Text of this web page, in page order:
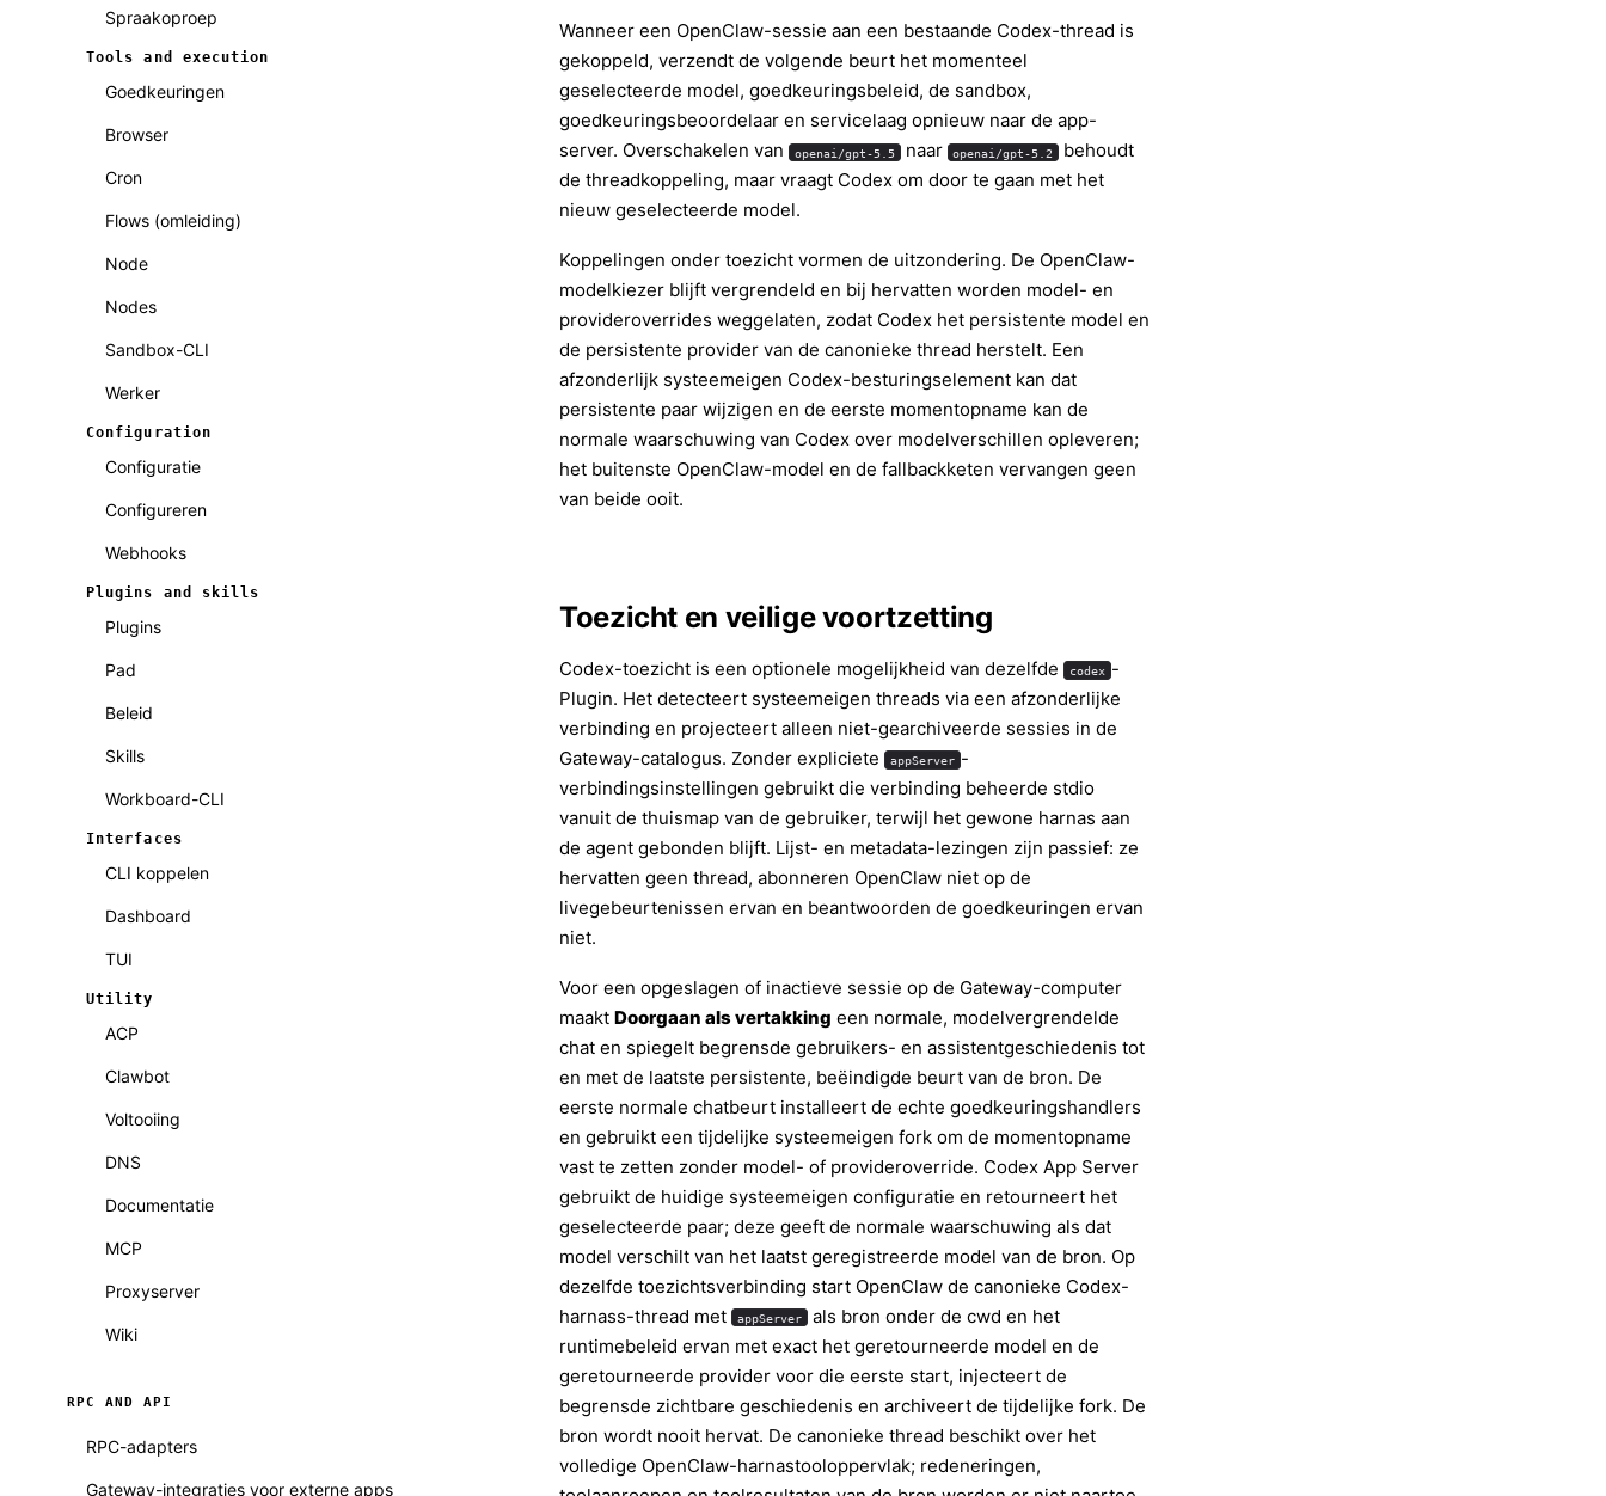
Spraakoproep
Tools and execution
Goedkeuringen
Browser
Cron
Flows (omleiding)
Node
Nodes
Sandbox-CLI
Werker
Configuration
Configuratie
Configureren
Webhooks
Plugins and skills
Plugins
Pad
Beleid
Skills
Workboard-CLI
Interfaces
CLI koppelen
Dashboard
TUI
Utility
ACP
Clawbot
Voltooiing
DNS
Documentatie
MCP
Proxyserver
Wiki
RPC AND API
RPC-adapters
Gateway-integraties voor externe apps
Wanneer een OpenClaw-sessie aan een bestaande Codex-thread is
gekoppeld, verzendt de volgende beurt het momenteel
geselecteerde model, goedkeuringsbeleid, de sandbox,
goedkeuringsbeoordelaar en servicelaag opnieuw naar de app-
server. Overschakelen van
openai/gpt-5.5 naar openai/gpt-5.2
behoudt
de threadkoppeling, maar vraagt Codex om door te gaan met het
nieuw geselecteerde model.
Koppelingen onder toezicht vormen de uitzondering. De OpenClaw-
modelkiezer blijft vergrendeld en bij hervatten worden model- en
provideroverrides weggelaten, zodat Codex het persistente model en
de persistente provider van de canonieke thread herstelt. Een
afzonderlijk systeemeigen Codex-besturingselement kan dat
persistente paar wijzigen en de eerste momentopname kan de
normale waarschuwing van Codex over modelverschillen opleveren;
het buitenste OpenClaw-model en de fallbackketen vervangen geen
van beide ooit.
Toezicht en veilige voortzetting
Codex-toezicht is een optionele mogelijkheid van dezelfde codex -
Plugin. Het detecteert systeemeigen threads via een afzonderlijke
verbinding en projecteert alleen niet-gearchiveerde sessies in de
Gateway-catalogus. Zonder expliciete
appServer -
verbindingsinstellingen gebruikt die verbinding beheerde stdio
vanuit de thuismap van de gebruiker, terwijl het gewone harnas aan
de agent gebonden blijft. Lijst- en metadata-lezingen zijn passief: ze
hervatten geen thread, abonneren OpenClaw niet op de
livegebeurtenissen ervan en beantwoorden de goedkeuringen ervan
niet.
Voor een opgeslagen of inactieve sessie op de Gateway-computer
maakt Doorgaan als vertakking een normale, modelvergrendelde
chat en spiegelt begrensde gebruikers- en assistentgeschiedenis tot
en met de laatste persistente, beëindigde beurt van de bron. De
eerste normale chatbeurt installeert de echte goedkeuringshandlers
en gebruikt een tijdelijke systeemeigen fork om de momentopname
vast te zetten zonder model- of provideroverride. Codex App Server
gebruikt de huidige systeemeigen configuratie en retourneert het
geselecteerde paar; deze geeft de normale waarschuwing als dat
model verschilt van het laatst geregistreerde model van de bron. Op
dezelfde toezichtsverbinding start OpenClaw de canonieke Codex-
harnass-thread met
appServer als bron onder de cwd en het
runtimebeleid ervan met exact het geretourneerde model en de
geretourneerde provider voor die eerste start, injecteert de
begrensde zichtbare geschiedenis en archiveert de tijdelijke fork. De
bron wordt nooit hervat. De canonieke thread beschikt over het
volledige OpenClaw-harnastooloppervlak; redeneringen,